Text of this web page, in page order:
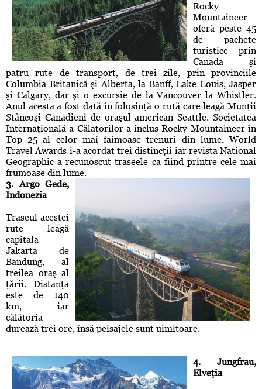
Rocky
Mountaineer
oferă peste 45
de pachete
turistice prin
Canada şi
patru rute de transport, de trei zile, prin provinciile
Columbia Britanică şi Alberta, la Banff, Lake Louis, Jasper
şi Calgary, dar şi o excursie de la Vancouver la Whistler.
Anul acesta a fost dată în folosinţă o rută care leagă Munţii
Stâncoşi Canadieni de oraşul american Seattle. Societatea
Internaţională a Călătorilor a inclus Rocky Mountaineer în
Top 25 al celor mai faimoase trenuri din lume, World
Travel Awards i-a acordat trei distincţii iar revista National
Geographic a recunoscut traseele ca fiind printre cele mai
frumoase din lume.
3. Argo Gede,
Indonezia
Traseul acestei
rute leagă
capitala
Jakarta de
Bandung, al
treilea oraş al
ţării. Distanţa
este de 140
km, iar
călătoria
durează trei ore, însă peisajele sunt uimitoare.
4. Jungfrau,
Elveţia